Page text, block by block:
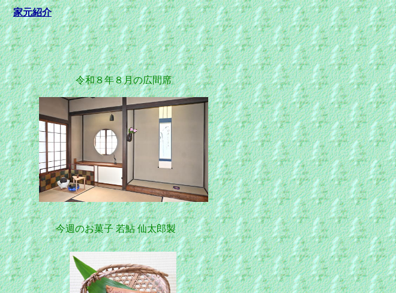
令和８年８月の広間席
今週のお菓子 若鮎 仙太郎製
家元紹介